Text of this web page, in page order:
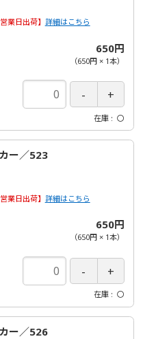
業日出荷】 詳細はこちら
650円
（650円× 1本）
在庫 〇
ー／523
業日出荷】 詳細はこちら
650円
（650円× 1本）
在庫 〇
ー／526